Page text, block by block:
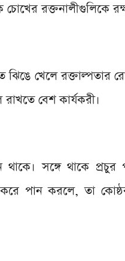
চোখের রক্তনালীগুলিকে
খেলে রক্তাল্পতার
বেশ কার্যকরী।
থাকে। সঙ্গে থাকে
পান করলে, তা